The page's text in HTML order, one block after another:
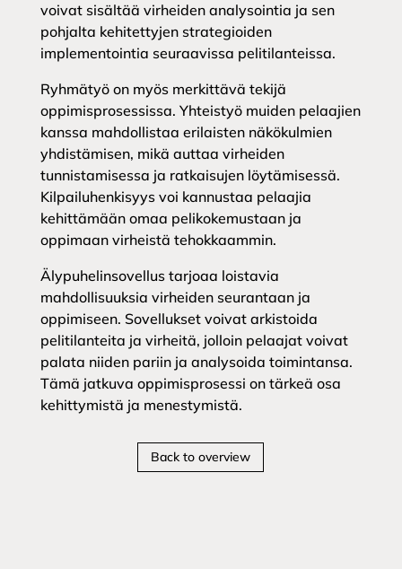
voivat sisältää virheiden analysointia ja sen
pohjalta kehitettyjen strategioiden
implementointia seuraavissa pelitilanteissa.
Ryhmätyö on myös merkittävä tekijä
oppimisprosessissa. Yhteistyö muiden pelaajien
kanssa mahdollistaa erilaisten näkökulmien
yhdistämisen, mikä auttaa virheiden
tunnistamisessa ja ratkaisujen löytämisessä.
Kilpailuhenkisyys voi kannustaa pelaajia
kehittämään omaa pelikokemustaan ja
oppimaan virheistä tehokkaammin.
Älypuhelinsovellus tarjoaa loistavia
mahdollisuuksia virheiden seurantaan ja
oppimiseen. Sovellukset voivat arkistoida
pelitilanteita ja virheitä, jolloin pelaajat voivat
palata niiden pariin ja analysoida toimintansa.
Tämä jatkuva oppimisprosessi on tärkeä osa
kehittymistä ja menestymistä.
Back to overview